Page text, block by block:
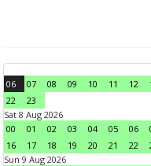
06 07 08 09 10 11 12
22
23
Sat 8 Aug 2026
00
01 02 03 04 05 06
16
17 18 19 20 21 22
Sun 9 Aug 2026